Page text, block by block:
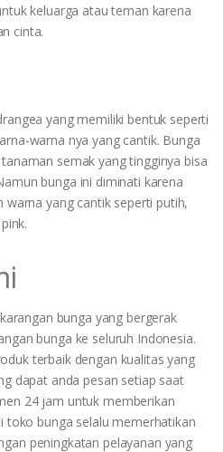
keluarga atau teman karena
cinta.
yang memiliki bentuk seperti
warna nya yang cantik. Bunga
semak yang tingginya bisa
bunga ini diminati karena
warna yang cantik seperti putih,
bunga yang bergerak
bunga ke seluruh Indonesia.
terbaik dengan kualitas yang
dapat anda pesan setiap saat
24 jam untuk memberikan
toko bunga selalu memerhatikan
peningkatan pelayanan yang